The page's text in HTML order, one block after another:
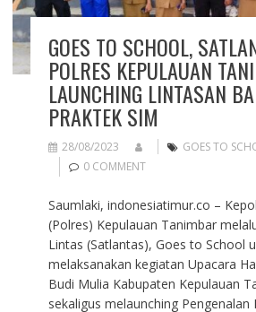
GOES TO SCHOOL,
POLRES KEPULAUAN
LAUNCHING LINTASAN
PRAKTEK SIM
28/08/2023
GOES TO
0 COMMENT
Saumlaki, indonesiatimur.co –
(Polres) Kepulauan Tanimbar
Lintas (Satlantas), Goes to School
melaksanakan kegiatan Upacara
Budi Mulia Kabupaten Kepulauan
sekaligus melaunching Pengenalan